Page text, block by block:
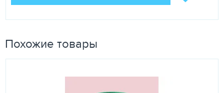
Похожие товары